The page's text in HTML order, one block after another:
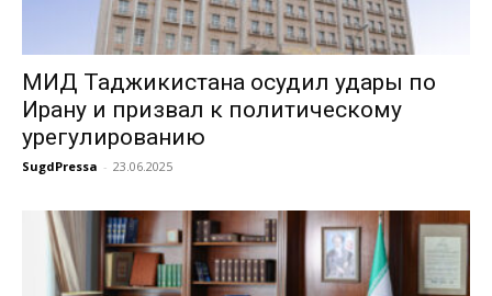
МИД Таджикистана осудил удары по
Ирану и призвал к политическому
урегулированию
SugdPressa - 23.06.2025